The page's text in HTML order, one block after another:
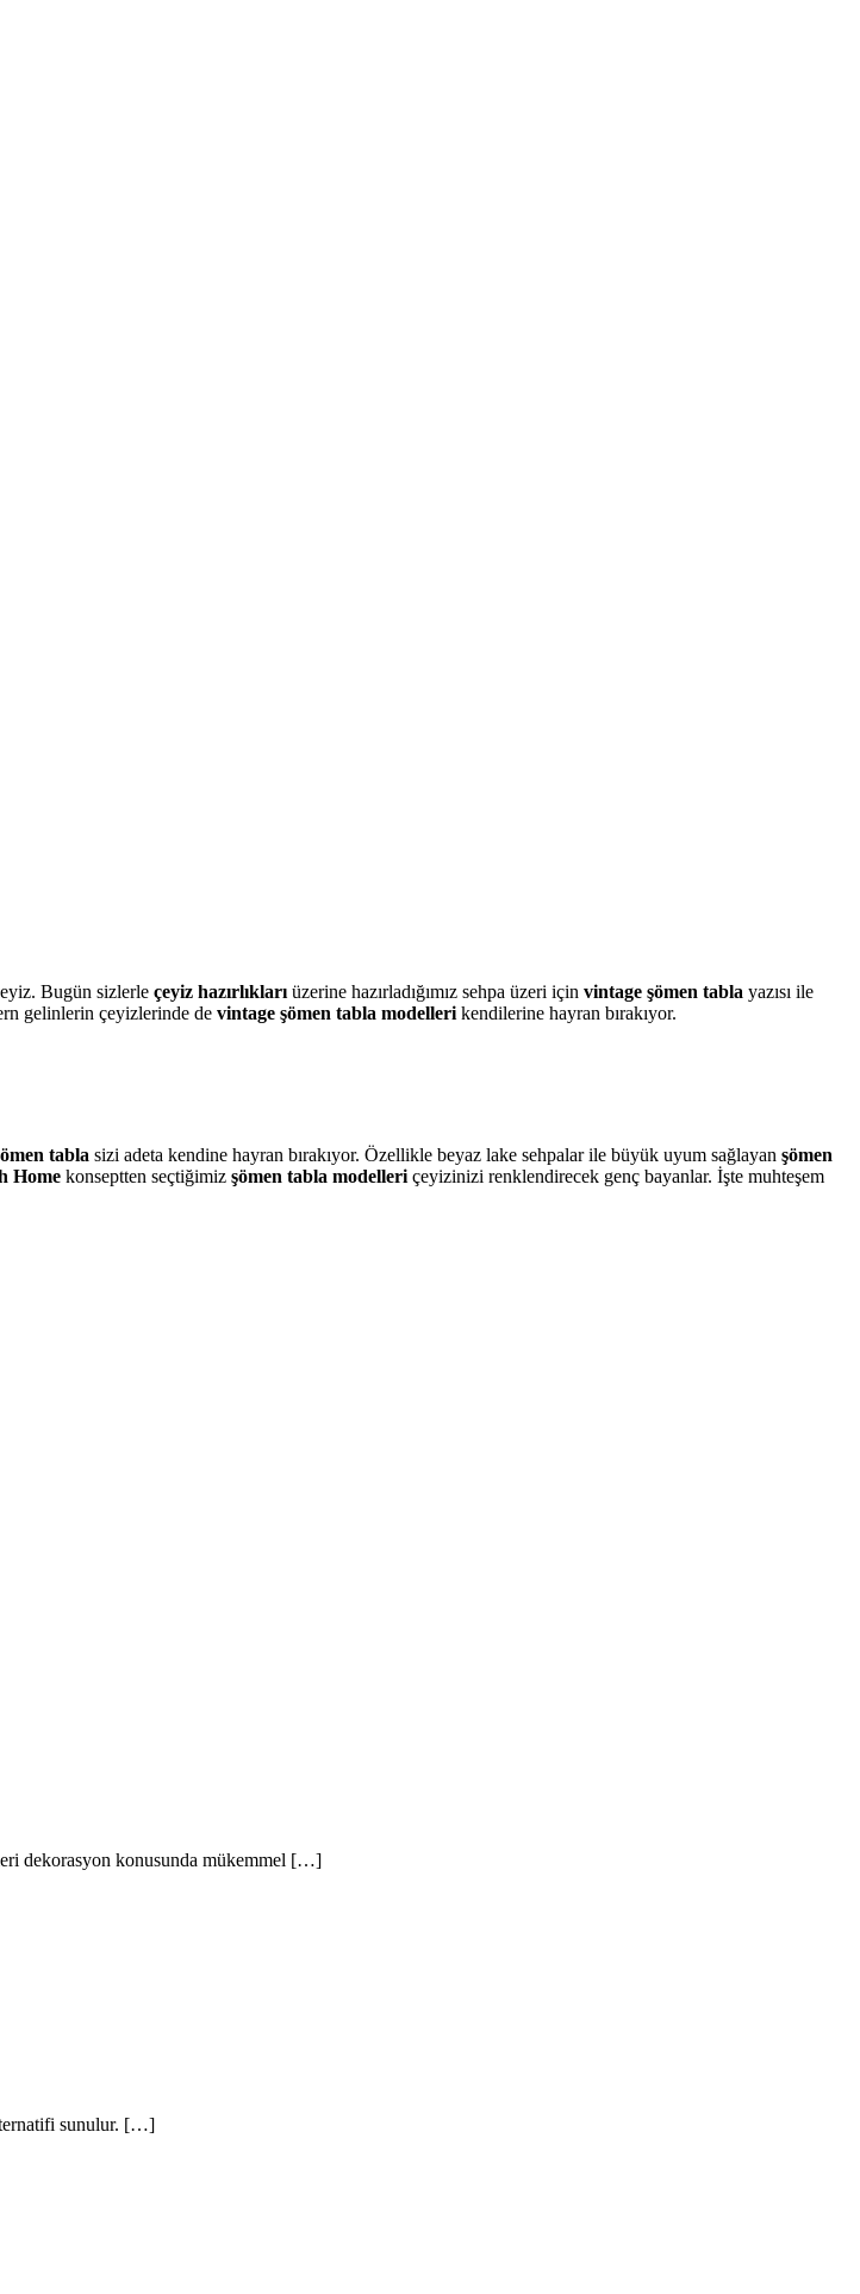
Bugün sizlerle çeyiz hazırlıkları üzerine hazırladığımız sehpa üzeri için vintage şömen tabla yazısı ile
gelinlerin çeyizlerinde de vintage şömen tabla modelleri kendilerine hayran bırakıyor.
tabla sizi adeta kendine hayran bırakıyor. Özellikle beyaz lake sehpalar ile büyük uyum sağlayan şömen
Home konseptten seçtiğimiz şömen tabla modelleri çeyizinizi renklendirecek genç bayanlar. İşte muhteşem
dekorasyon konusunda mükemmel […]
sunulur. […]